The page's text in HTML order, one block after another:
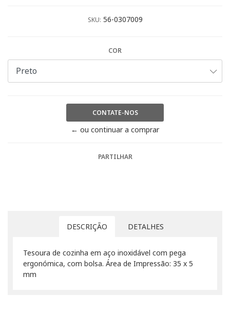
SKU: 56-0307009
COR
CONTATE-NOS
← ou continuar a comprar
PARTILHAR
DESCRIÇÃO DETALHES
Tesoura de cozinha em aço inoxidável com pega
ergonómica, com bolsa. Área de Impressão: 35 x 5
mm